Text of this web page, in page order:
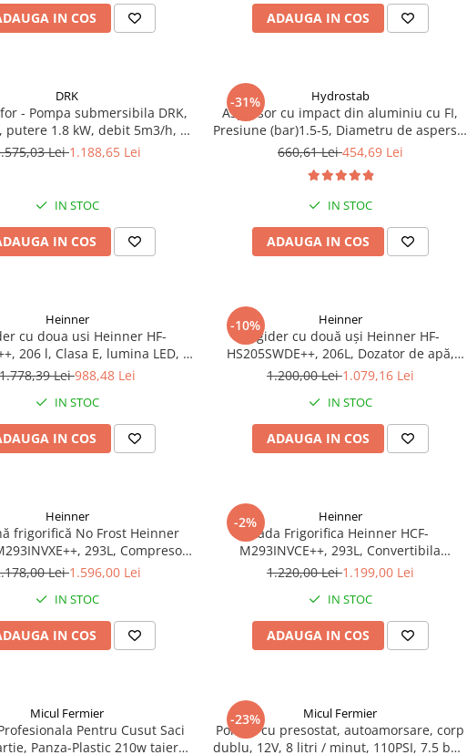
IN COS ADAUGA IN COS
DRK
- Pompa submersibila DRK,
putere 1.8 kW, debit 5m3/h, 8
+ Vas de expansiune 100 L,
Lei1.188,65 Lei
IN STOC
IN COS
-31% Hydrostab
Aspersor cu impact din aluminiu cu FI,
Presiune (bar)1.5-5, Diametru de aspersie
(m)32-58
660,61 Lei454,69 Lei
IN STOC
ADAUGA IN COS
Heinner
cu doua usi Heinner HF-
206 l, Clasa E, lumina LED, 3
de sticla, H 143 cm, Inox
1.778,39 Lei988,48 Lei
IN STOC
IN COS
-10% Heinner
Frigider cu două uși Heinner HF-
HS205SWDE++, 206L, Dozator de apă,
Clasa E, Argintiu
1.200,00 Lei1.079,16 Lei
IN STOC
ADAUGA IN COS
Heinner
No Frost Heinner
293L, Compresor
E, Uși Reversibile, Aspect
Lei1.596,00 Lei
IN STOC
IN COS
-2% Heinner
Lada Frigorifica Heinner HCF-
M293INVCE++, 293L, Convertibila
Frigider/Congelator, Compresor Inverter,
Alb
1.220,00 Lei1.199,00 Lei
IN STOC
ADAUGA IN COS
Micul Fermier
Pentru Cusut Saci
Panza-Plastic 210w taiere
-23% Micul Fermier
Pompa cu presostat, autoamorsare, corp
dublu, 12V, 8 litri / minut, 110PSI, 7.5 bari